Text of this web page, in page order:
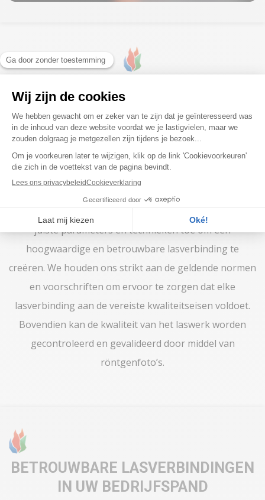
LASTECHNIEK VOOR
ZAKELIJKE TOEPASSINGEN
Bij Cornisol hechten we veel waarde aan de kwaliteit
van het laswerk. Wij bieden dan ook maatwerk TIG-
juiste parameters en technieken toe om een
hoogwaardige en betrouwbare lasverbinding te
creëren. We houden ons strikt aan de geldende normen
en voorschriften om ervoor te zorgen dat elke
lasverbinding aan de vereiste kwaliteitseisen voldoet.
Bovendien kan de kwaliteit van het laswerk worden
gecontroleerd en gevalideerd door middel van
röntgenfoto’s.
BETROUWBARE LASVERBINDINGEN
IN UW BEDRIJFSPAND